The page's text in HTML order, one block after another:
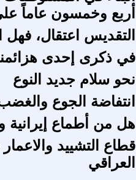
أربع وخمسون عاماً
التقديس اعتقال،
في ذكرى إحدى
نحو سلام جديد النوع
انتفاضة الجوع
هل من أطماع إيرانية
قطاع التشييد
العراقي